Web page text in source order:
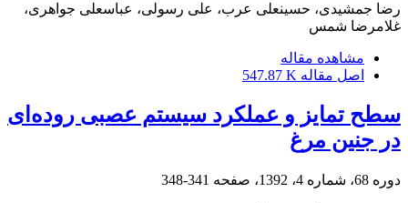
رضا جمشیدی، حسینعلی عرب، علی رسولی، عباسعلی جواهری،
غلامرضا شمس
مشاهده مقاله
اصل مقاله 547.87 K
سطح تمایز و عملکرد سیستم عصبی روده‌ای
در جنین مرغ
دوره 68، شماره 4، 1392، صفحه 341-348